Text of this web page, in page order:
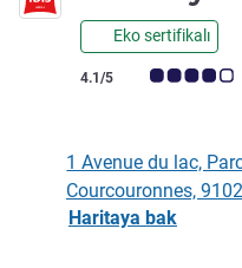
Eko sertifikalı
Avis müşterileri puanı
4.1/5
1 Avenue du lac,
Courcouronnes,
Haritaya bak